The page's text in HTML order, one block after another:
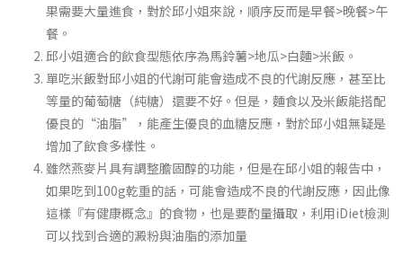
果需要大量進食，對於邱小姐來說，順序反而是早餐>晚餐>午
餐。
邱小姐適合的飲食型態依序為馬鈴薯>地瓜>白麵>米飯。
單吃米飯對邱小姐的代謝可能會造成不良的代謝反應，甚至比
等量的葡萄糖（純糖）還要不好。但是，麵食以及米飯能搭配
優良的 “油脂”
，能產生優良的血糖反應，對於邱小姐無疑是
增加了飲食多樣性。
雖然燕麥片具有調整膽固醇的功能，但是在邱小姐的報告中，
如果吃到100g乾重的話，可能會造成不良的代謝反應，因此像
這樣『有健康概念』的食物，也是要酌量攝取，利用iDiet檢測
可以找到合適的澱粉與油脂的添加量